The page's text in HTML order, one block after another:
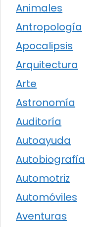
Animales
Antropología
Apocalipsis
Arquitectura
Arte
Astronomía
Auditoría
Autoayuda
Autobiografía
Automotriz
Automóviles
Aventuras